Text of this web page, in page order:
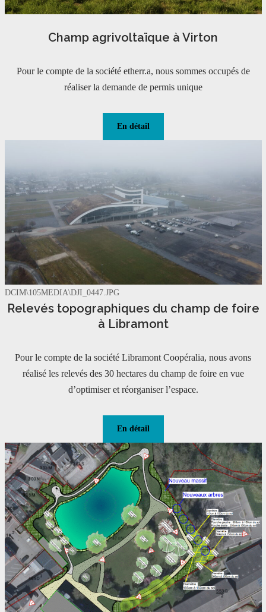
Champ agrivoltaïque à Virton
Pour le compte de la société etherr.a, nous sommes occupés de
réaliser la demande de permis unique
En détail
DCIM\105MEDIA\DJI_0447.JPG
Relevés topographiques du champ de foire
à Libramont
Pour le compte de la société Libramont Coopéralia, nous avons
réalisé les relevés des 30 hectares du champ de foire en vue
d’optimiser et réorganiser l’espace.
En détail